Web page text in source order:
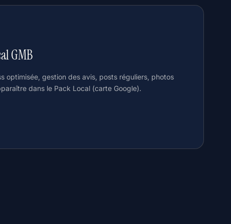
GMB
optimisée, gestion des avis, posts réguliers, photos
dans le Pack Local (carte Google).